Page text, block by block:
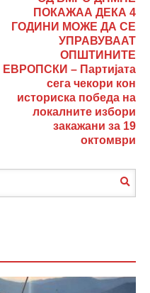
ПОКАЖАА ДЕКА 4
ГОДИНИ МОЖЕ ДА СЕ
УПРАВУВААТ
ОПШТИНИТЕ
ЕВРОПСКИ – Партијата
сега чекори кон
историска победа на
локалните избори
закажани за 19
октомври